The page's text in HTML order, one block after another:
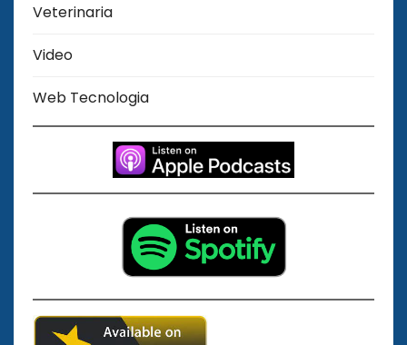
Veterinaria
Video
Web Tecnologia